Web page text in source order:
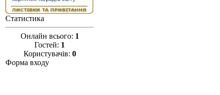
Статистика
Онлайн всього: 1
Гостей: 1
Користувачів: 0
Форма входу